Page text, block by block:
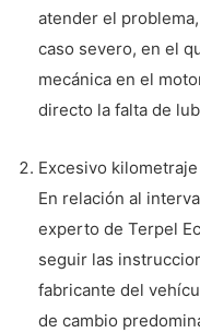
atender el
caso severo, en el
mecánica en el
directo la falta de
Excesivo kilometraje
En relación al
experto de Terpel
seguir las
fabricante del
de cambio